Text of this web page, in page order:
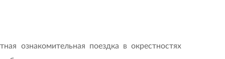
ознакомительная поездка в окрестностях